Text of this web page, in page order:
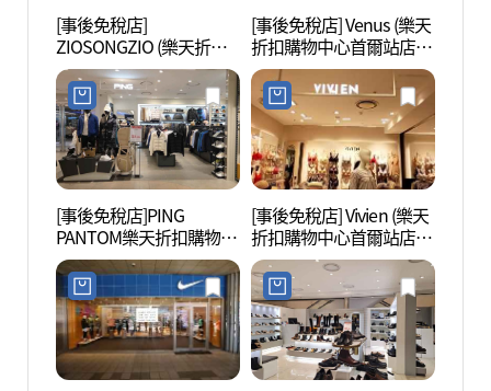
[事後免稅店]
ZIOSONGZIO (樂天折扣
購物中心首爾站店)(지오
송지오 롯데아울렛 서울
역점)
[事後免稅店] Venus (樂天
折扣購物中心首爾站店)
(비너스 롯데아울렛 서울
역점)
[事後免稅店]PING
PANTOM樂天折扣購物中
心首爾站店(핑 팬텀 롯데
아울렛 서울역점)
[事後免稅店] Vivien (樂天
折扣購物中心首爾站店)
(비비안 롯데아울렛 서울
역점)